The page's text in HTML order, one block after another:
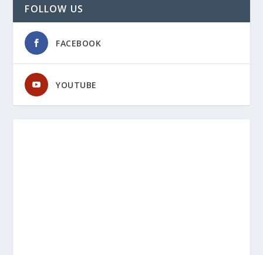
FOLLOW US
FACEBOOK
YOUTUBE